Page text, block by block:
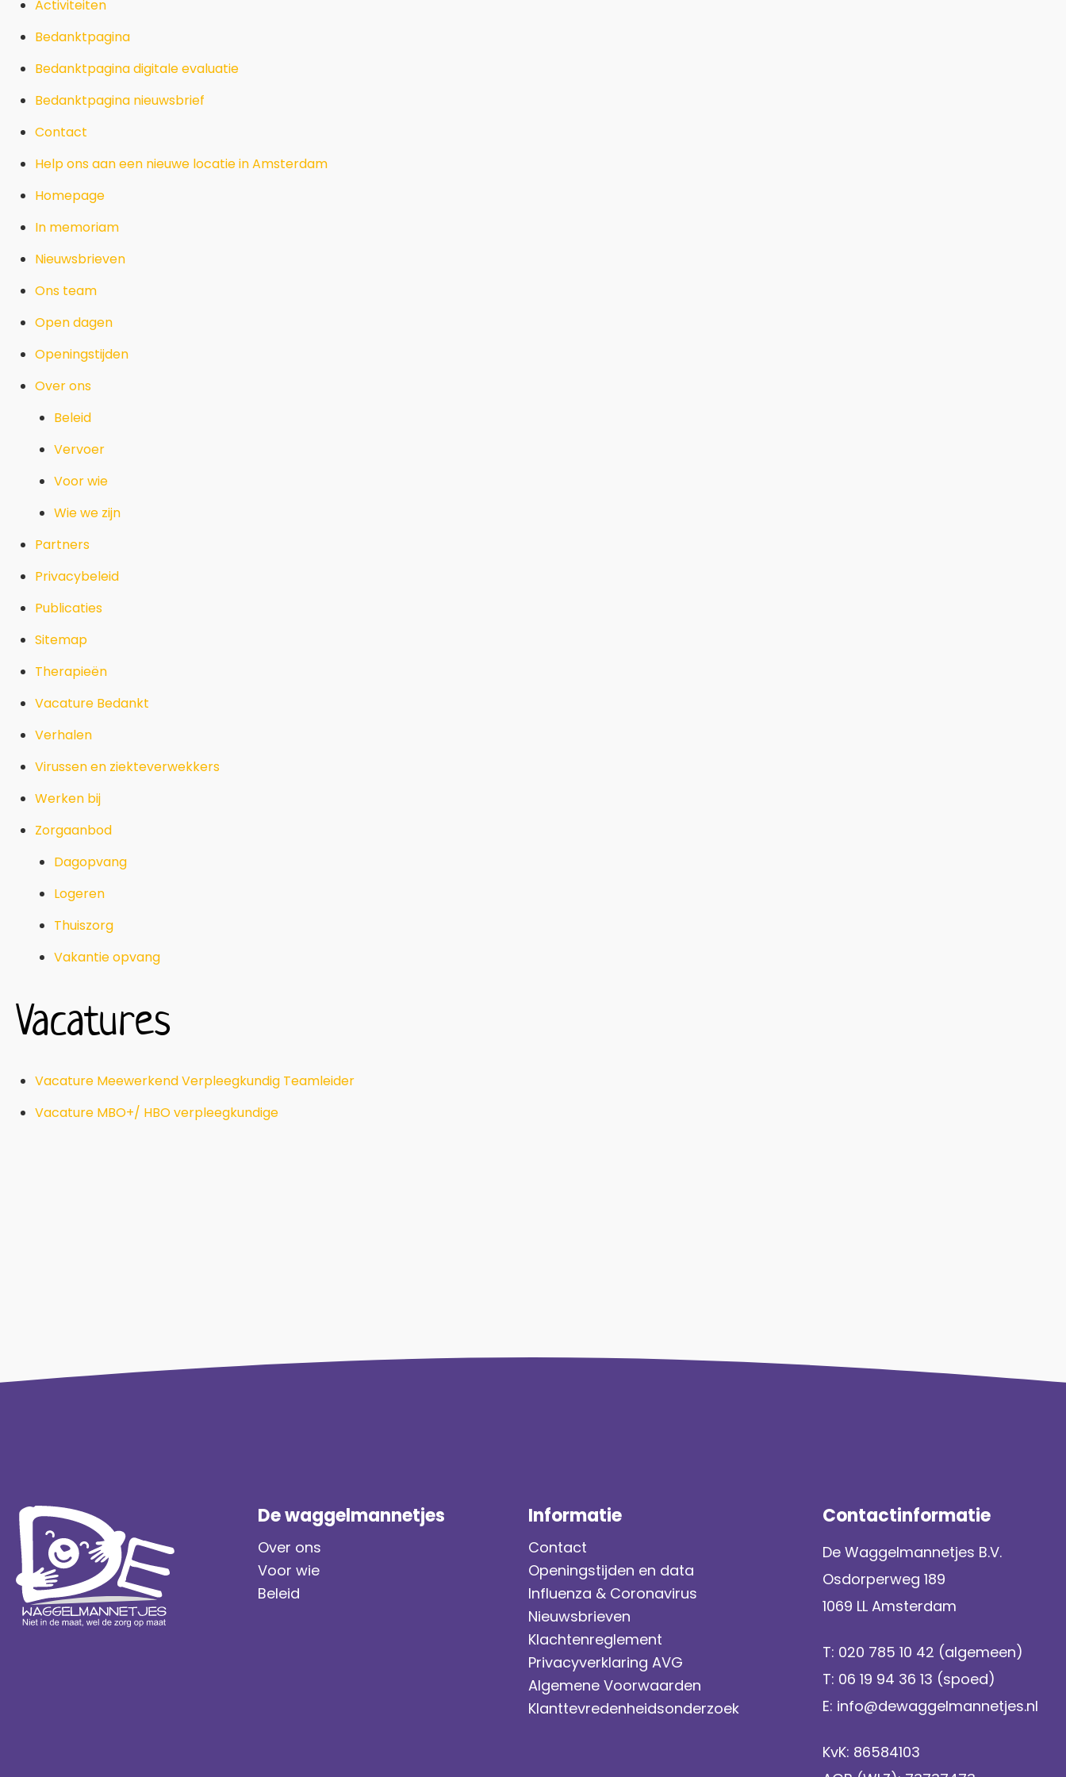
Activiteiten
Bedanktpagina
Bedanktpagina digitale evaluatie
Bedanktpagina nieuwsbrief
Contact
Help ons aan een nieuwe locatie in Amsterdam
Homepage
In memoriam
Nieuwsbrieven
Ons team
Open dagen
Openingstijden
Over ons
Beleid
Vervoer
Voor wie
Wie we zijn
Partners
Privacybeleid
Publicaties
Sitemap
Therapieën
Vacature Bedankt
Verhalen
Virussen en ziekteverwekkers
Werken bij
Zorgaanbod
Dagopvang
Logeren
Thuiszorg
Vakantie opvang
Vacatures
Vacature Meewerkend Verpleegkundig Teamleider
Vacature MBO+/ HBO verpleegkundige
De waggelmannetjes
Over ons
Voor wie
Beleid
Informatie
Contact
Openingstijden en data
Influenza & Coronavirus
Nieuwsbrieven
Klachtenreglement
Privacyverklaring AVG
Algemene Voorwaarden
Klanttevredenheidsonderzoek
Contactinformatie
De Waggelmannetjes B.V.
Osdorperweg 189
1069 LL Amsterdam
T: 020 785 10 42 (algemeen)
T: 06 19 94 36 13 (spoed)
E: info@dewaggelmannetjes.nl
KvK: 86584103